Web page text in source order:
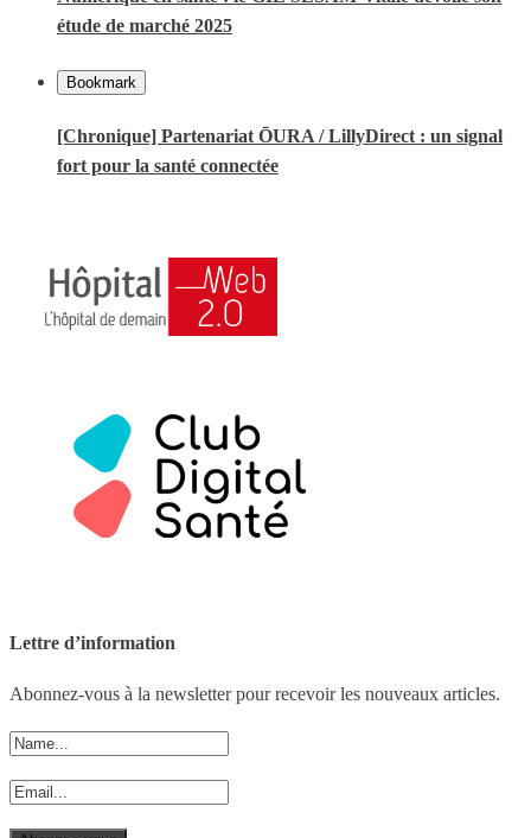
étude de marché 2025
Bookmark
[Chronique] Partenariat ŌURA / LillyDirect : un signal
fort pour la santé connectée
Lettre d’information
Abonnez-vous à la newsletter pour recevoir les nouveaux articles.